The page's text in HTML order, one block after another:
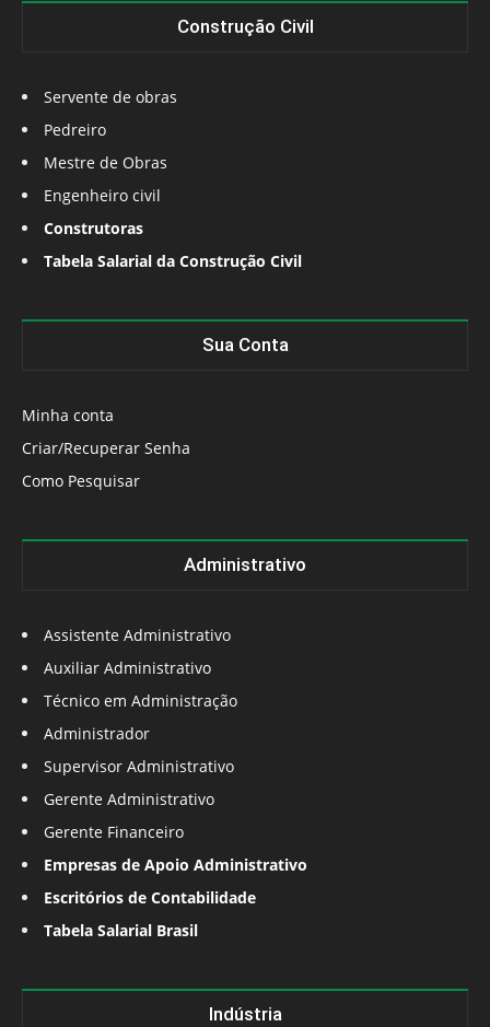
Construção Civil
Servente de obras
Pedreiro
Mestre de Obras
Engenheiro civil
Construtoras
Tabela Salarial da Construção Civil
Sua Conta
Minha conta
Criar/Recuperar Senha
Como Pesquisar
Administrativo
Assistente Administrativo
Auxiliar Administrativo
Técnico em Administração
Administrador
Supervisor Administrativo
Gerente Administrativo
Gerente Financeiro
Empresas de Apoio Administrativo
Escritórios de Contabilidade
Tabela Salarial Brasil
Indústria